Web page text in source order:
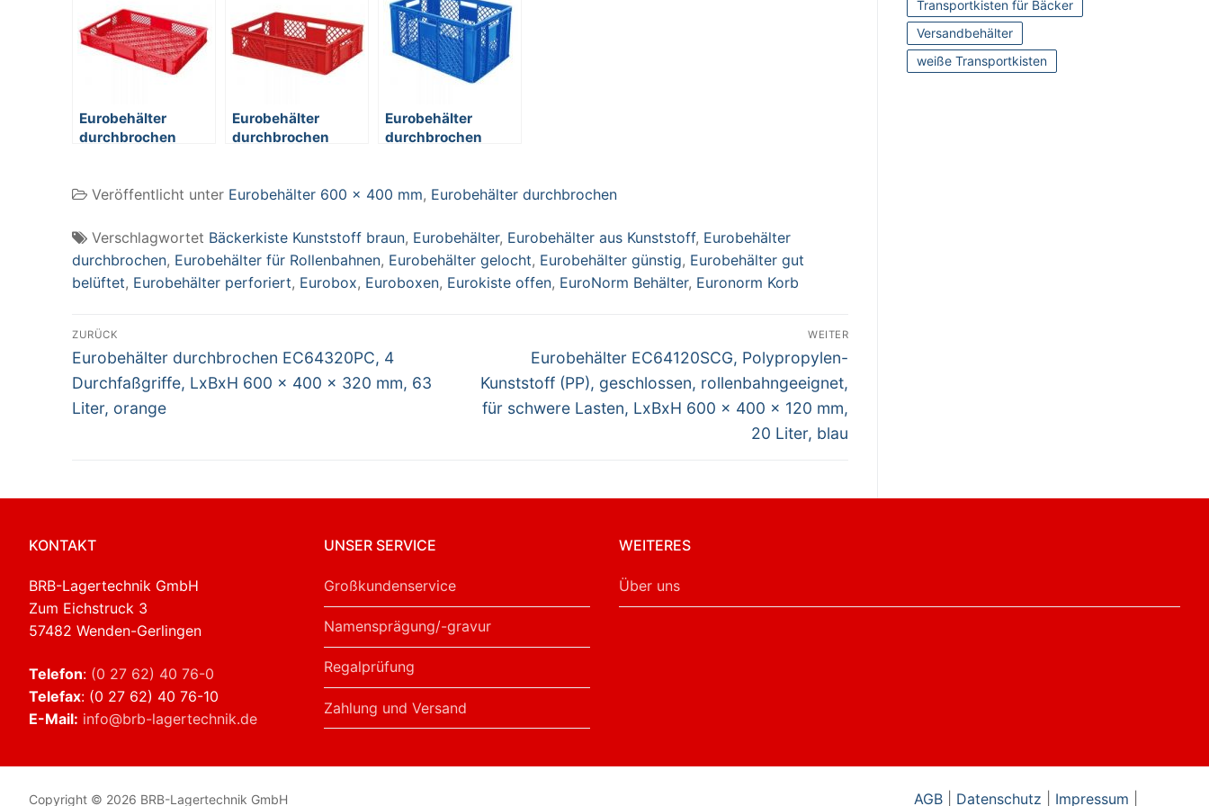
Eurobehälter
durchbrochen
LxBxH 600 x 400 x
Eurobehälter
durchbrochen
LxBxH 600 x 400 x
rot
Eurobehälter
durchbrochen
LxBxH 600 x 400 x
blau
Veröffentlicht unter Eurobehälter 600 x 400 mm, Eurobehälter durchbrochen
Verschlagwortet Bäckerkiste Kunststoff braun, Eurobehälter, Eurobehälter aus Kunststoff, Eurobehälter
durchbrochen, Eurobehälter für Rollenbahnen, Eurobehälter gelocht, Eurobehälter günstig, Eurobehälter gut
belüftet, Eurobehälter perforiert, Eurobox, Euroboxen, Eurokiste offen, EuroNorm Behälter, Euronorm Korb
Beitragsnavigation
ZURÜCK
Vorheriger
Beitrag:
Eurobehälter durchbrochen EC64320PC, 4
Durchfaßgriffe, LxBxH 600 x 400 x 320 mm, 63
Liter, orange
WEITER
Nächster
Beitrag:
Eurobehälter EC64120SCG, Polypropylen-
Kunststoff (PP), geschlossen, rollenbahngeeignet,
für schwere Lasten, LxBxH 600 x 400 x 120 mm,
20 Liter, blau
Transportkisten für Bäcker
Versandbehälter
weiße Transportkisten
KONTAKT
BRB-Lagertechnik GmbH
Zum Eichstruck 3
57482 Wenden-Gerlingen
Telefon: (0 27 62) 40 76-0
Telefax: (0 27 62) 40 76-10
E-Mail: info@brb-lagertechnik.de
UNSER SERVICE
Großkundenservice
Namensprägung/-gravur
Regalprüfung
Zahlung und Versand
WEITERES
Über uns
Copyright © 2026 BRB-Lagertechnik GmbH AGB Datenschutz Impressum